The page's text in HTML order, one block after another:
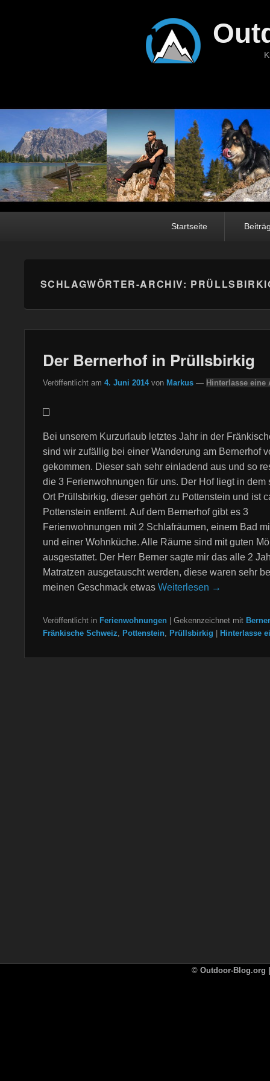
Startseite
SCHLAGWÖRTER-ARCHIV:
Der Bernerhof in Prüllsbirkig
Veröffentlicht am 4. Juni 2014 von Markus — Hinterlasse eine
Bei unserem Kurzurlaub letztes Jahr in der
sind wir zufällig bei einer Wanderung am Bernerhof
gekommen. Dieser sah sehr einladend aus und so
die 3 Ferienwohnungen für uns. Der Hof liegt in dem
Ort Prüllsbirkig, dieser gehört zu Pottenstein und ist
Pottenstein entfernt. Auf dem Bernerhof gibt es 3
Ferienwohnungen mit 2 Schlafräumen, einem Bad
und einer Wohnküche. Alle Räume sind mit guten
ausgestattet. Der Herr Berner sagte mir das alle 2
Matratzen ausgetauscht werden, diese waren sehr
meinen Geschmack etwas Weiterlesen →
Veröffentlicht in Ferienwohnungen | Gekennzeichnet mit
Fränkische Schweiz
Pottenstein Prüllsbirkig | Hinterlasse
© Outdoor-Blog.org